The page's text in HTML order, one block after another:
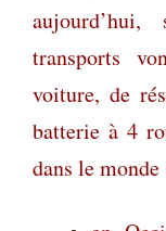
transports
voiture, de
batterie à 4
dans le